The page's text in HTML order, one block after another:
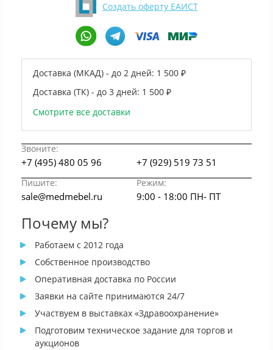
Создать оферту ЕАИСТ
Доставка (МКАД) - до 2 дней: 1 500 ₽
Доставка (ТК) - до 3 дней: 1 500 ₽
Смотрите все доставки
Звоните:
+7 (495) 480 05 96 +7 (929) 519 73 51
Пишите: Режим:
sale@medmebel.ru 9:00 - 18:00 ПН- ПТ
Почему мы?
Работаем с 2012 года
Собственное производство
Оперативная доставка по России
Заявки на сайте принимаются 24/7
Участвуем в выставках «Здравоохранение»
Подготовим техническое задание для торгов и
аукционов